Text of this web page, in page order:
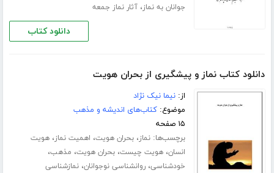
جوانان به نماز،آثار نماز جمعه
دانلود کتاب
دانلود کتاب نماز و پیشگیری از بحران هویت
از:نیما نیک نژاد
موضوع:کتاب‌های اندیشه و مذهب
۱۵ صفحه
برچسب‌ها:نماز،بحران هویت، اهمیت نماز،هویت
انسان،هویت چیست،بحران هویت، مذهب،
خودشناسی،روانشناسی نوجوانان،نمازشناسی